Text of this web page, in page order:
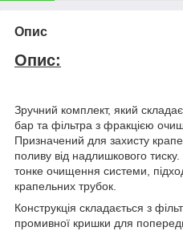
Опис
Опис:
Зручний комплект, який
бар та фільтра з фракцією
Призначений для захисту
поливу від надлишкового
тонке очищення системи,
крапельних трубок.
Конструкція складається з
промивної кришки для